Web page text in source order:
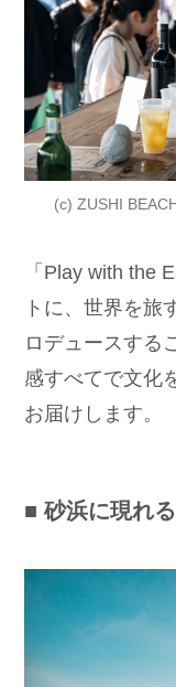
(c) ZUSHI
「Play with the
トに、世界を旅
ロデュースする
感すべてで文化
お届けします。
■ 砂浜に現れ